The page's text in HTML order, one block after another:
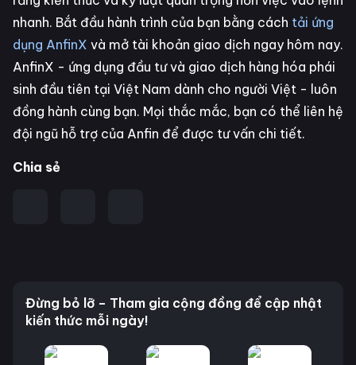
nhanh. Bắt đầu hành trình của bạn bằng cách tải ứng
dụng AnfinX và mở tài khoản giao dịch ngay hôm nay.
AnfinX - ứng dụng đầu tư và giao dịch hàng hóa phái
sinh đầu tiên tại Việt Nam dành cho người Việt - luôn
đồng hành cùng bạn. Mọi thắc mắc, bạn có thể liên hệ
đội ngũ hỗ trợ của Anfin để được tư vấn chi tiết.
Chia sẻ
Đừng bỏ lỡ – Tham gia cộng đồng để cập nhật
kiến thức mỗi ngày!